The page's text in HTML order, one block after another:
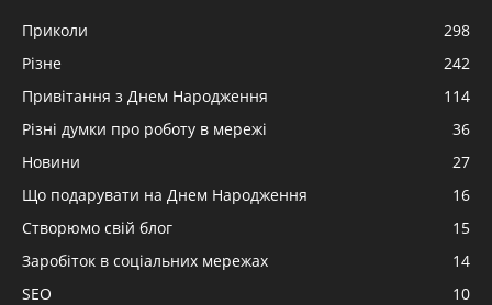
Приколи
298
Різне
242
Привітання з Днем Народження
114
Різні думки про роботу в мережі
36
Новини
27
Що подарувати на Днем Народження
16
Створюмо свій блог
15
Заробіток в соціальних мережах
14
SEO
10